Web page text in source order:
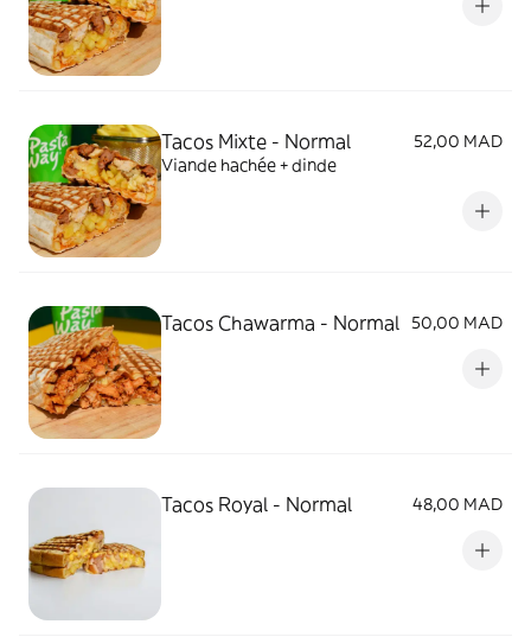
Tacos Mixte - Normal
52,00 MAD
Viande hachée + dinde
Tacos Chawarma - Normal 50,00 MAD
Tacos Royal - Normal 48,00 MAD